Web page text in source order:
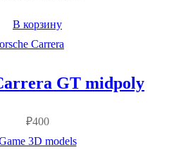
В корзину
GT midpoly
₽400
3D models